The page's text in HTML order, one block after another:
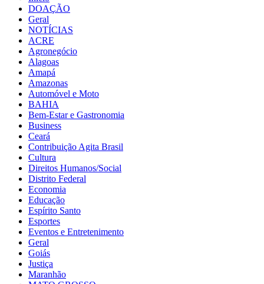
DOAÇÃO
Geral
NOTÍCIAS
ACRE
Agronegócio
Alagoas
Amapá
Amazonas
Automóvel e Moto
BAHIA
Bem-Estar e Gastronomia
Business
Ceará
Contribuição Agita Brasil
Cultura
Direitos Humanos/Social
Distrito Federal
Economia
Educação
Espírito Santo
Esportes
Eventos e Entretenimento
Geral
Goiás
Justiça
Maranhão